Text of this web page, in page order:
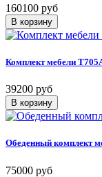
160100 руб
Комплект мебели
39200 руб
Обеденный комплект
75000 руб